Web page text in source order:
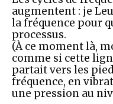
augmentent : je
la fréquence pour
processus.
(À ce moment là,
comme si cette
partait vers les
fréquence, en
une pression au